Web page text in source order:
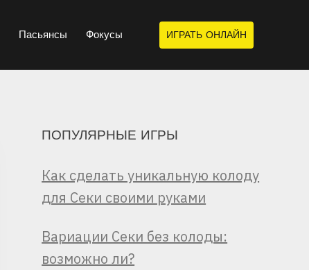
Пасьянсы Фокусы ИГРАТЬ ОНЛАЙН
ПОПУЛЯРНЫЕ ИГРЫ
Как сделать уникальную колоду
для Секи своими руками
Вариации Секи без колоды:
возможно ли?